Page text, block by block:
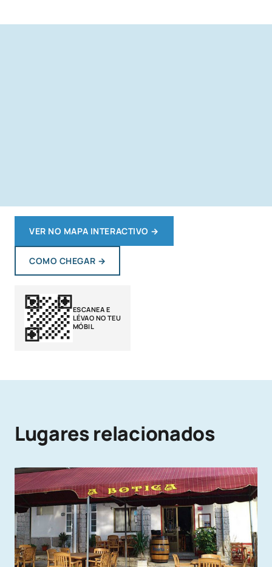
VER NO MAPA INTERACTIVO →
COMO CHEGAR →
ESCANEA E
LÉVAO NO TEU
MÓBIL
Lugares relacionados